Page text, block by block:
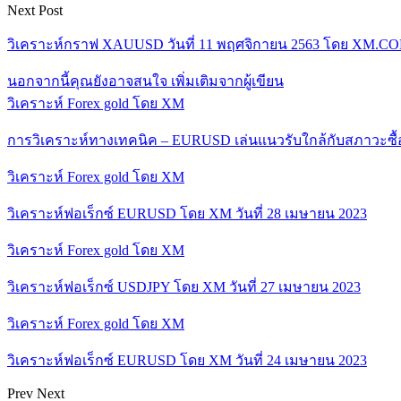
Next Post
วิเคราะห์กราฟ XAUUSD วันที่ 11 พฤศจิกายน 2563 โดย
นอกจากนี้คุณยังอาจสนใจ เพิ่มเติมจากผู้เขียน
วิเคราะห์ Forex gold โดย XM
การวิเคราะห์ทางเทคนิค – EURUSD เล่นแนวรับใกล้กับสภาวะซื้
วิเคราะห์ Forex gold โดย XM
วิเคราะห์ฟอเร็กซ์ EURUSD โดย XM วันที่ 28 เมษายน 2023
วิเคราะห์ Forex gold โดย XM
วิเคราะห์ฟอเร็กซ์ USDJPY โดย XM วันที่ 27 เมษายน 2023
วิเคราะห์ Forex gold โดย XM
วิเคราะห์ฟอเร็กซ์ EURUSD โดย XM วันที่ 24 เมษายน 2023
Prev Next